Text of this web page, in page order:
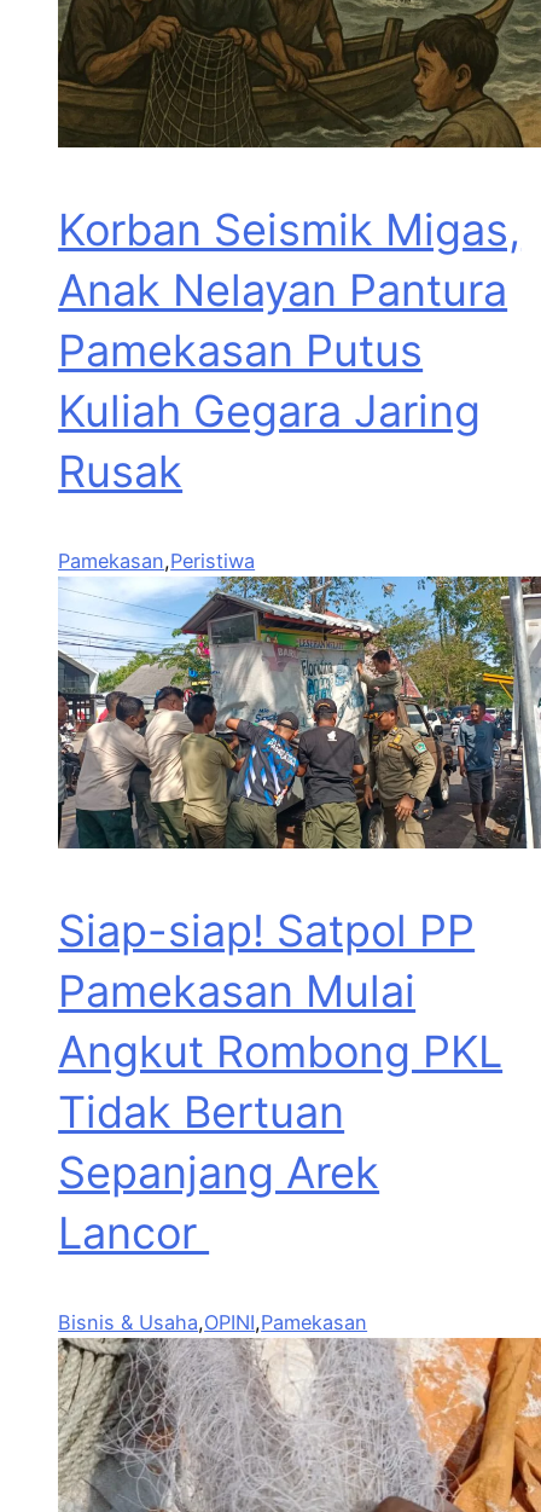
Korban Seismik Migas,
Anak Nelayan Pantura
Pamekasan Putus
Kuliah Gegara Jaring
Rusak
Pamekasan,Peristiwa
Siap-siap! Satpol PP
Pamekasan Mulai
Angkut Rombong PKL
Tidak Bertuan
Sepanjang Arek
Lancor
Bisnis & Usaha,OPINI,Pamekasan